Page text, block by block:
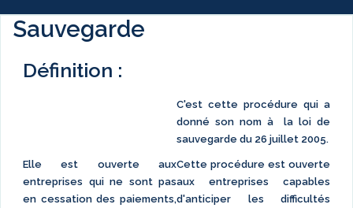
Sauvegarde
Définition :
C'est cette procédure qui a
donné son nom à la loi de
sauvegarde du 26 juillet 2005.
Elle est ouverte aux
entreprises qui ne sont pas
en cessation des paiements,
Cette procédure est ouverte
aux entreprises capables
d'anticiper les difficultés